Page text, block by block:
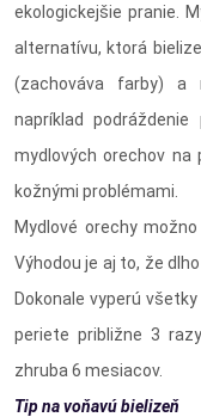
ekologickejšie pranie.
alternatívu, ktorá
(zachováva farby) a
napríklad
mydlových orechov na
kožnými problémami.
Mydlové orechy
Výhodou je aj to, že
Dokonale vyperú
periete približne 3
zhruba 6 mesiacov.
Tip na voňavú bielizeň